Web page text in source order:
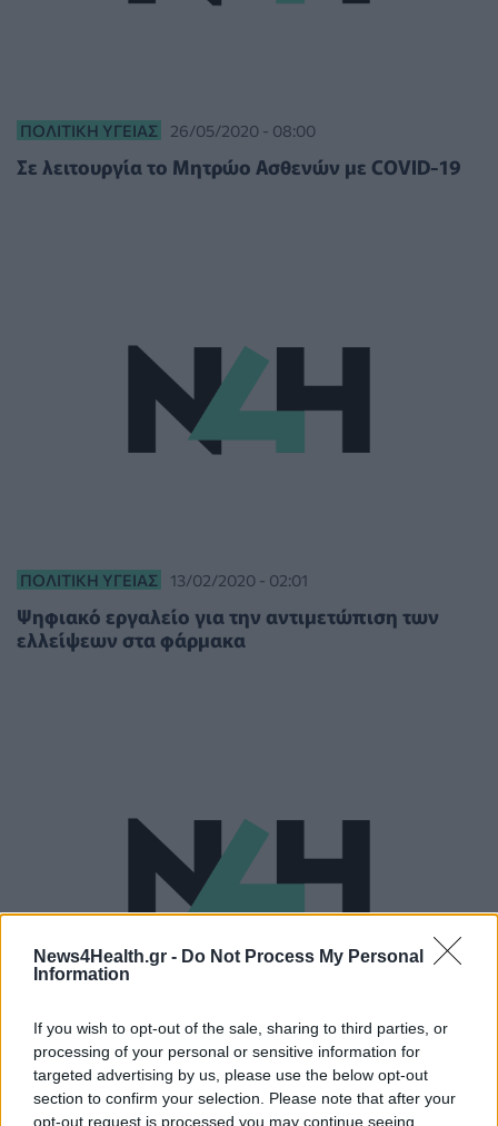
News4Health.gr - Do Not Process My Personal
Information
If you wish to opt-out of the sale, sharing to third parties, or
processing of your personal or sensitive information for
targeted advertising by us, please use the below opt-out
section to confirm your selection. Please note that after your
opt-out request is processed you may continue seeing
ΠΟΛΙΤΙΚΉ ΥΓΕΊΑΣ 26/05/2020 - 08:00
Σε λειτουργία το Μητρώο Ασθενών με COVID-19
ΠΟΛΙΤΙΚΉ ΥΓΕΊΑΣ 13/02/2020 - 02:01
Ψηφιακό εργαλείο για την αντιμετώπιση των
ελλείψεων στα φάρμακα
ΠΟΛΙΤΙΚΉ ΥΓΕΊΑΣ 08/01/2020 - 19:54
Ουρές, καθυστερήσεις σε χειρουργεία και μπλόκο
σε εξιτήρια από το νέο σύστημα της ΗΔΙΚΑ